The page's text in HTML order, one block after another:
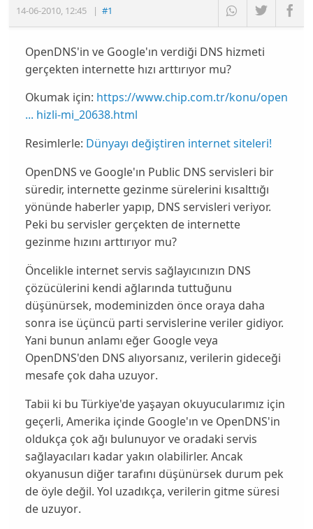
14-06-2010, 12:45 |#1
OpenDNS'in ve Google'ın verdiği DNS hizmeti
gerçekten internette hızı arttırıyor mu?
Okumak için: https://www.chip.com.tr/konu/open
... hizli-mi_20638.html
Resimlerle: Dünyayı değiştiren internet siteleri!
OpenDNS ve Google'ın Public DNS servisleri bir
süredir, internette gezinme sürelerini kısalttığı
yönünde haberler yapıp, DNS servisleri veriyor.
Peki bu servisler gerçekten de internette
gezinme hızını arttırıyor mu?
Öncelikle internet servis sağlayıcınızın DNS
çözücülerini kendi ağlarında tuttuğunu
düşünürsek, modeminizden önce oraya daha
sonra ise üçüncü parti servislerine veriler gidiyor.
Yani bunun anlamı eğer Google veya
OpenDNS'den DNS alıyorsanız, verilerin gideceği
mesafe çok daha uzuyor.
Tabii ki bu Türkiye'de yaşayan okuyucularımız için
geçerli, Amerika içinde Google'ın ve OpenDNS'in
oldukça çok ağı bulunuyor ve oradaki servis
sağlayacıları kadaryakın olabilirler. Ancak
okyanusun diğer tarafını düşünürsek durum pek
de öyle değil. Yol uzadıkça, verilerin gitme süresi
de uzuyor.